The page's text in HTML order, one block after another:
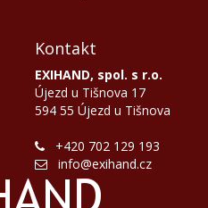
Kontakt
EXIHAND, spol. s r.o.
Újezd u Tišnova 17
594 55 Újezd u Tišnova
+420 702 129 193
info@exihand.cz